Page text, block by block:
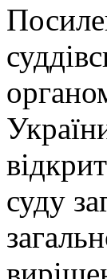
суду